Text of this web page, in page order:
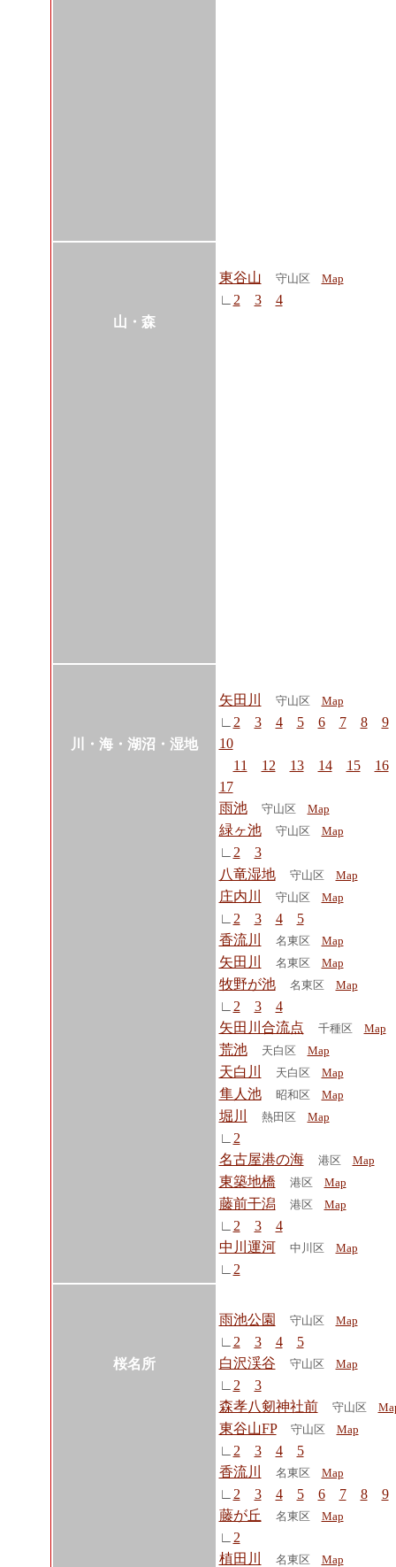
山・森
東谷山 守山区 Map
∟ 2 3 4
川・海・湖沼・湿地
矢田川 守山区 Map
∟ 2 3 4 5 6 7 8
9
10
11
12 13 14 15
16
17
雨池
守山区 Map
緑ヶ池 守山区 Map
∟ 2
3
八竜湿地
守山区 Map
庄内川 守山区 Map
∟ 2 3 4
5
香流川
名東区 Map
矢田川 名東区 Map
牧野が池 名東区 Map
∟ 2 3
4
矢田川合流点
千種区 Map
荒池 天白区 Map
天白川 天白区 Map
隼人池 昭和区 Map
堀川 熱田区 Map
∟ 2
名古屋港の海
港区 Map
東築地橋 港区 Map
藤前干潟 港区 Map
∟ 2 3
4
中川運河
中川区 Map
∟ 2
桜名所
雨池公園 守山区 Map
∟ 2 3 4
5
白沢渓谷
守山区 Map
∟ 2
3
森孝八剱神社前
守山区
東谷山FP 守山区 Map
∟ 2 3 4
5
香流川
名東区 Map
∟ 2 3 4 5 6 7 8
9
藤が丘
名東区 Map
∟ 2
植田川
名東区 Map